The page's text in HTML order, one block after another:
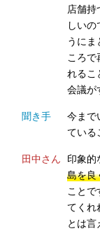
店舗持
しい
うに
ころで
れるこ
会議が
聞き手
今まで
ている
田中さん 印象的
島を良
ことで
てくれ
とは